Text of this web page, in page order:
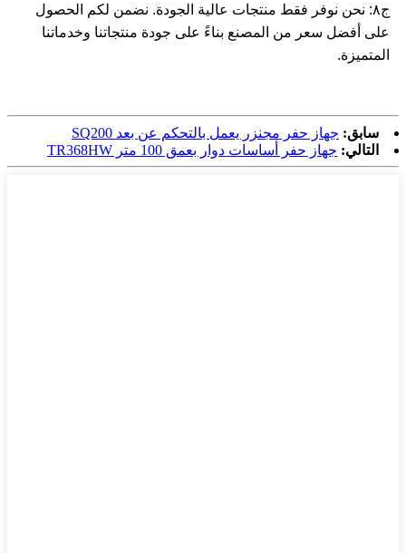
ج٨: نحن نوفر فقط منتجات عالية الجودة. نضمن لكم الحصول
على أفضل سعر من المصنع بناءً على جودة منتجاتنا وخدماتنا
المتميزة.
سابق: جهاز حفر مجنزر يعمل بالتحكم عن بعد SQ200
التالي: جهاز حفر أساسات دوار بعمق 100 متر TR368HW